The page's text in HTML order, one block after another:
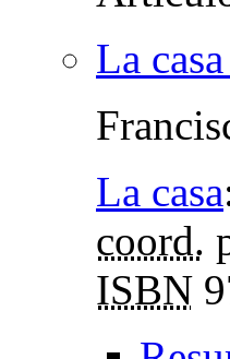
La
La casa
coord.
ISBN